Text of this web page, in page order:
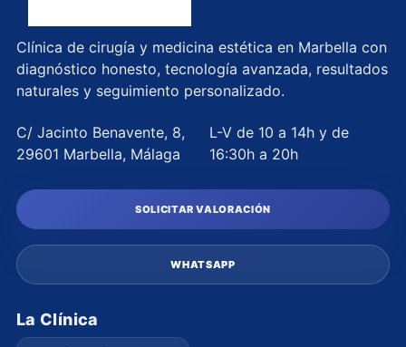
Clínica de cirugía y medicina estética en Marbella con
diagnóstico honesto, tecnología avanzada, resultados
naturales y seguimiento personalizado.
C/ Jacinto Benavente, 8,
29601 Marbella, Málaga
L-V de 10 a 14h y de
16:30h a 20h
SOLICITAR VALORACIÓN
WHATSAPP
La Clínica